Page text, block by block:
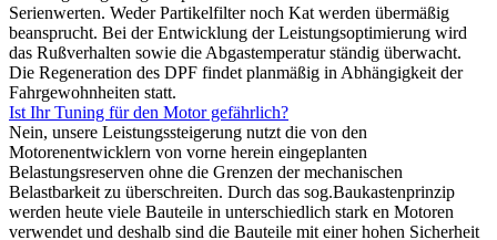
Serienwerten. Weder Partikelfilter noch Kat werden übermäßig
beansprucht. Bei der Entwicklung der Leistungsoptimierung wird
das Rußverhalten sowie die Abgastemperatur ständig überwacht.
Die Regeneration des DPF findet planmäßig in Abhängigkeit der
Fahrgewohnheiten statt.
Ist Ihr Tuning für den Motor gefährlich?
Nein, unsere Leistungssteigerung nutzt die von den
Motorenentwicklern von vorne herein eingeplanten
Belastungsreserven ohne die Grenzen der mechanischen
Belastbarkeit zu überschreiten. Durch das sog.Baukastenprinzip
werden heute viele Bauteile in unterschiedlich stark en Motoren
verwendet und deshalb sind die Bauteile mit einer hohen Sicherheit